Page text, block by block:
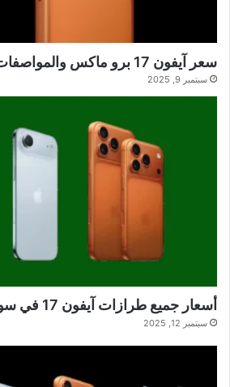
سعر آيفون 17 برو ماكس والمواصفات الرسمية
سبتمبر 9, 2025
أسعار جميع طرازات آيفون 17 في سوريا
سبتمبر 12, 2025